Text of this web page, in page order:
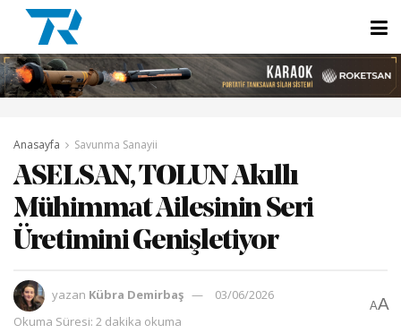
Anasayfa Savunma Sanayii
ASELSAN, TOLUN Akıllı
Mühimmat Ailesinin Seri
Üretimini Genişletiyor
yazan Kübra Demirbaş
03/06/2026
Okuma Süresi: 2 dakika okuma
AA